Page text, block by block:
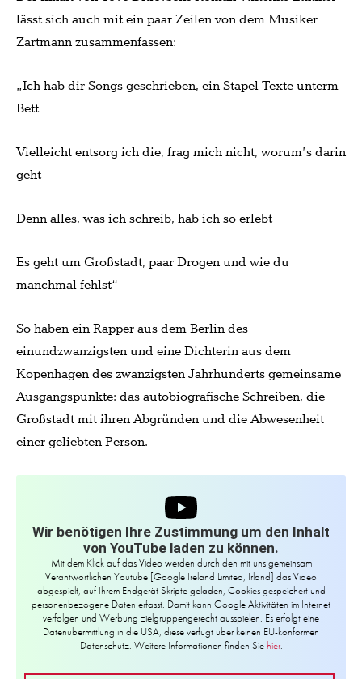
lässt sich auch mit ein paar Zeilen von dem Musiker
Zartmann zusammenfassen:
„Ich hab dir Songs geschrieben, ein Stapel Texte unterm
Bett
Vielleicht entsorg ich die, frag mich nicht, worum’s darin
geht
Denn alles, was ich schreib, hab ich so erlebt
Es geht um Großstadt, paar Drogen und wie du
manchmal fehlst“
So haben ein Rapper aus dem Berlin des
einundzwanzigsten und eine Dichterin aus dem
Kopenhagen des zwanzigsten Jahrhunderts gemeinsame
Ausgangspunkte: das autobiografische Schreiben, die
Großstadt mit ihren Abgründen und die Abwesenheit
einer geliebten Person.
Wir benötigen Ihre Zustimmung um den Inhalt
von YouTube laden zu können.
Mit dem Klick auf das Video werden durch den mit uns gemeinsam
Verantwortlichen Youtube [Google Ireland Limited, Irland] das Video
abgespielt, auf Ihrem Endgerät Skripte geladen, Cookies gespeichert und
personenbezogene Daten erfasst. Damit kann Google Aktivitäten im Internet
verfolgen und Werbung zielgruppengerecht ausspielen. Es erfolgt eine
Datenübermittlung in die USA, diese verfügt über keinen EU-konformen
Datenschutz. Weitere Informationen finden Sie hier.